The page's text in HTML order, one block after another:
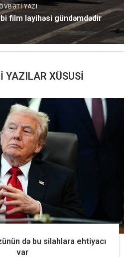
YAZI
film layihəsi gündəmdədir
YAZILAR XÜSUSI
də bu silahlara ehtiyacı
var